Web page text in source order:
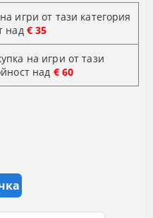
игри от тази категория
над € 35
на игри от тази
над € 60